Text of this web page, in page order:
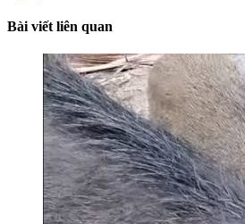
Bài viết liên quan